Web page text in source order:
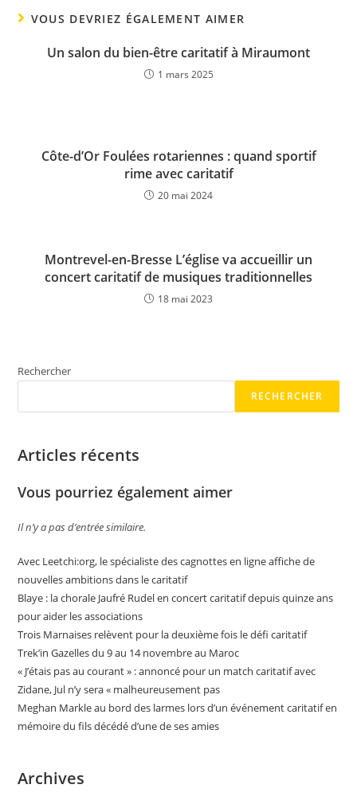
VOUS DEVRIEZ ÉGALEMENT AIMER
Un salon du bien-être caritatif à Miraumont
1 mars 2025
Côte-d’Or Foulées rotariennes : quand sportif
rime avec caritatif
20 mai 2024
Montrevel-en-Bresse L’église va accueillir un
concert caritatif de musiques traditionnelles
18 mai 2023
Rechercher
RECHERCHER
Articles récents
Vous pourriez également aimer
Il n’y a pas d’entrée similaire.
Avec Leetchi:org, le spécialiste des cagnottes en ligne affiche de
nouvelles ambitions dans le caritatif
Blaye : la chorale Jaufré Rudel en concert caritatif depuis quinze ans
pour aider les associations
Trois Marnaises relèvent pour la deuxième fois le défi caritatif
Trek’in Gazelles du 9 au 14 novembre au Maroc
« J’étais pas au courant » : annoncé pour un match caritatif avec
Zidane, Jul n’y sera « malheureusement pas
Meghan Markle au bord des larmes lors d’un événement caritatif en
mémoire du fils décédé d’une de ses amies
Archives